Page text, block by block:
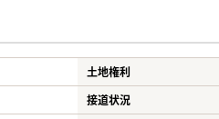
土地権利
接道状況